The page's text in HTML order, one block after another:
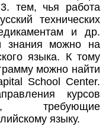
тем, чья работа
технических
и др.
знания можно на
языка. К тому
можно найти
School Center.
курсов
требующие
языку.